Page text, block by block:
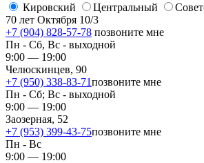
Кировский
​Центральный
70 лет Октября 10/3
+7 (904) 828-57-78 позвоните мне
Пн - Сб, Вс - выходной
9:00 — 19:00
Челюскинцев, 90
+7 (950) 338-83-71позвоните мне
Пн - Сб; Вс - выходной
9:00 — 19:00
Заозерная, 52
+7 (953) 399-43-75позвоните мне
Пн - Вс
9:00 — 19:00